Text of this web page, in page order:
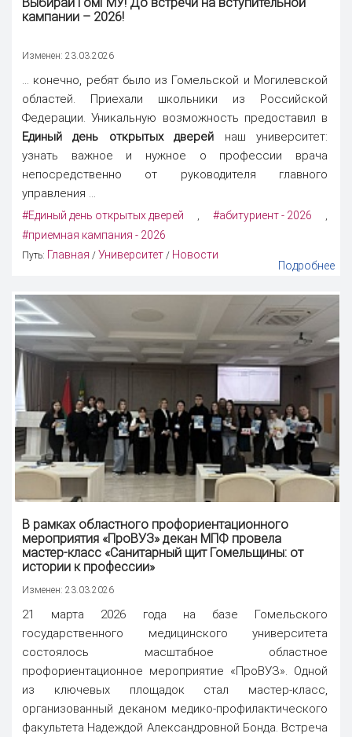
кампании – 2026!
Изменен: 23.03.2026
... конечно, ребят было из Гомельской и Могилевской
областей. Приехали школьники из Российской
Федерации. Уникальную возможность предоставил в
Единый день открытых дверей наш университет:
узнать важное и нужное о профессии врача
непосредственно от руководителя главного
управления ...
#Единый день открытых дверей #абитуриент - 2026
#приемная кампания - 2026
Путь: Главная / Университет / Новости
Подробнее
В рамках областного профориентационного
мероприятия «ПроВУЗ» декан МПФ провела
мастер-класс «Санитарный щит Гомельщины: от
истории к профессии»
Изменен: 23.03.2026
21 марта 2026 года на базе Гомельского
государственного медицинского университета
состоялось масштабное областное
профориентационное мероприятие «ПроВУЗ». Одной
из ключевых площадок стал мастер-класс,
организованный деканом медико-профилактического
факультета Надеждой Александровной Бонда. Встреча